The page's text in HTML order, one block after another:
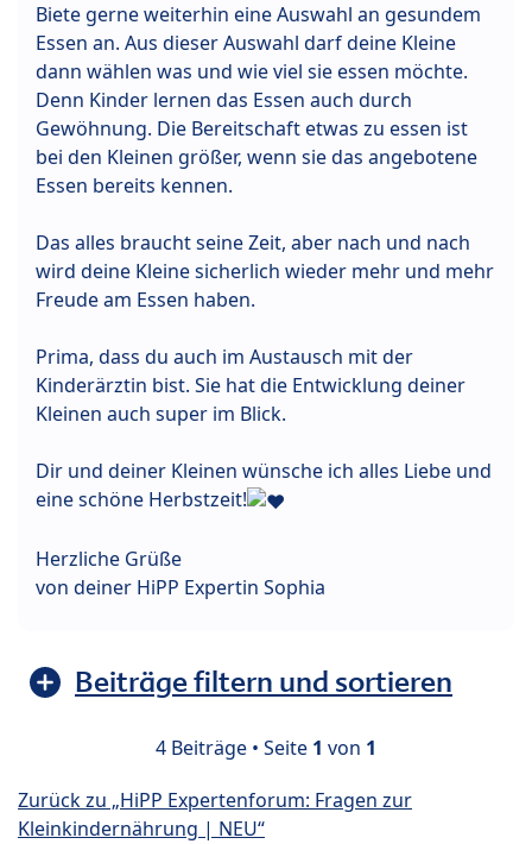
Biete gerne weiterhin eine Auswahl an gesundem
Essen an. Aus dieser Auswahl darf deine Kleine
dann wählen was und wie viel sie essen möchte.
Denn Kinder lernen das Essen auch durch
Gewöhnung. Die Bereitschaft etwas zu essen ist
bei den Kleinen größer, wenn sie das angebotene
Essen bereits kennen.
Das alles braucht seine Zeit, aber nach und nach
wird deine Kleine sicherlich wieder mehr und mehr
Freude am Essen haben.
Prima, dass du auch im Austausch mit der
Kinderärztin bist. Sie hat die Entwicklung deiner
Kleinen auch super im Blick.
Dir und deiner Kleinen wünsche ich alles Liebe und
eine schöne Herbstzeit!
Herzliche Grüße
von deiner HiPP Expertin Sophia
Beiträge filtern und sortieren
4 Beiträge • Seite 1 von 1
Zurück zu „HiPP Expertenforum: Fragen zur
Kleinkindernährung | NEU“